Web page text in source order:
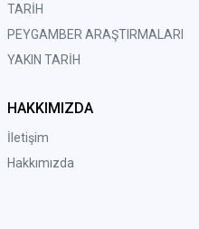
TARİH
PEYGAMBER ARAŞTIRMALARI
YAKIN TARİH
HAKKIMIZDA
İletişim
Hakkımızda